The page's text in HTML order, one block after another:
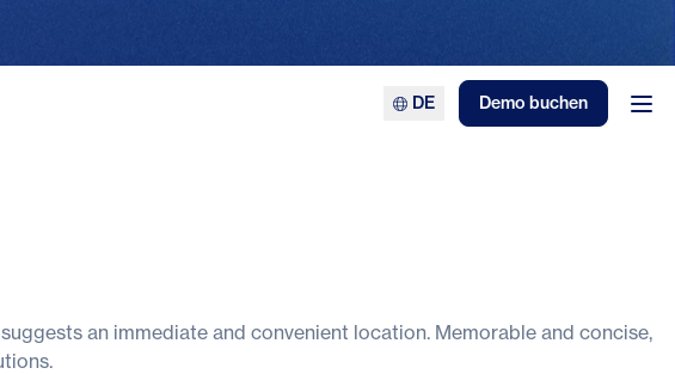
DE Demo buchen
an immediate and convenient location. Memorable and concise,